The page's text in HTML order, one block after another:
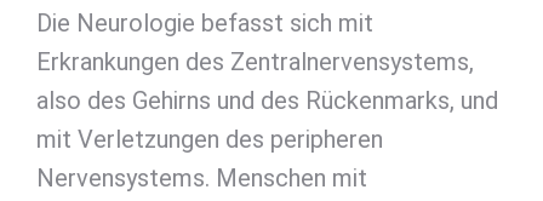
Die Neurologie befasst sich mit
Erkrankungen des Zentralnervensystems,
also des Gehirns und des Rückenmarks, und
mit Verletzungen des peripheren
Nervensystems. Menschen mit